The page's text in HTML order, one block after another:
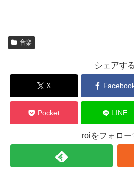
音楽
シェアする
X
Pocket LINE
roiをフォロー